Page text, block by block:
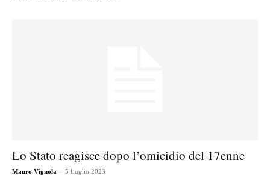
Lo Stato reagisce dopo l’omicidio del 17enne
Mauro Vignola - 5 Luglio 2023